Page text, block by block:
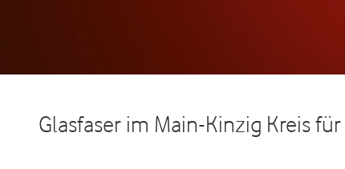
Glasfaser im Main-Kinzig Kreis